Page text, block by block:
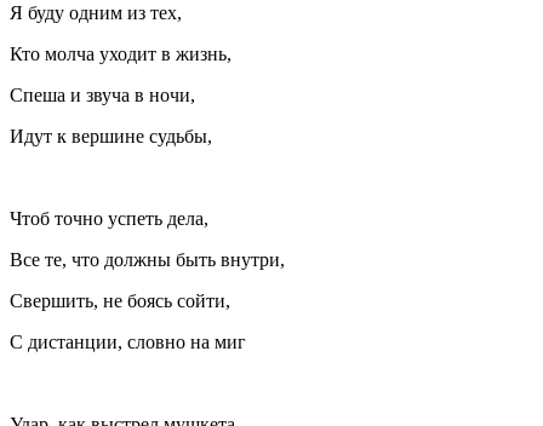
Я буду одним из тех,
Кто молча уходит в жизнь,
Спеша и звуча в ночи,
Идут к вершине судьбы,
Чтоб точно успеть дела,
Все те, что должны быть внутри,
Свершить, не боясь сойти,
С дистанции, словно на миг